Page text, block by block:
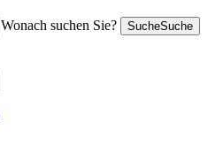
Wonach suchen Sie?
SucheSuche